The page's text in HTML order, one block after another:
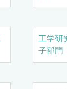
工学研
子部門